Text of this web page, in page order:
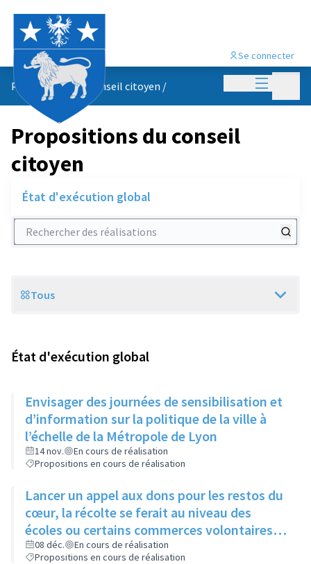
Menu
Se connecter
Propositions du conseil citoyen /
Propositions du conseil
citoyen
État d'exécution global
Rechercher des réalisations
Scope
Tous
État d'exécution global
Envisager des journées de sensibilisation et
d’information sur la politique de la ville à
l’échelle de la Métropole de Lyon
14 nov.
En cours de réalisation
Propositions en cours de réalisation
Lancer un appel aux dons pour les restos du
cœur, la récolte se ferait au niveau des
écoles ou certains commerces volontaires
lors de la semaine du bien-manger
08 déc.
En cours de réalisation
Propositions en cours de réalisation